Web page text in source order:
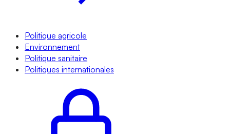
Politique agricole
Environnement
Politique sanitaire
Politiques internationales